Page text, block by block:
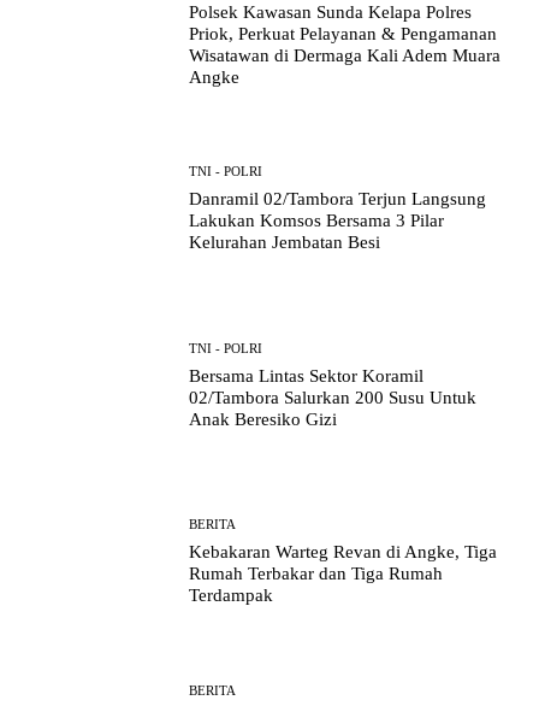
Polsek Kawasan Sunda Kelapa Polres
Priok, Perkuat Pelayanan & Pengamanan
Wisatawan di Dermaga Kali Adem Muara
Angke
TNI - POLRI
Danramil 02/Tambora Terjun Langsung
Lakukan Komsos Bersama 3 Pilar
Kelurahan Jembatan Besi
TNI - POLRI
Bersama Lintas Sektor Koramil
02/Tambora Salurkan 200 Susu Untuk
Anak Beresiko Gizi
BERITA
Kebakaran Warteg Revan di Angke, Tiga
Rumah Terbakar dan Tiga Rumah
Terdampak
BERITA